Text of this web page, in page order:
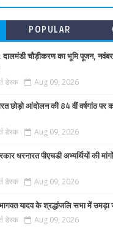
POPULAR
: दालमंडी चौड़ीकरण का भूमि पूजन,
डेस्क Aug 09, 2026
छोड़ो आंदोलन की 84 वीं वर्षगांठ पर
डेस्क Aug 09, 2026
धरनारत पीएचडी अभ्यर्थियों की
डेस्क Aug 09, 2026
यादव के श्रद्धांजलि सभा में
डेस्क Aug 09, 2026